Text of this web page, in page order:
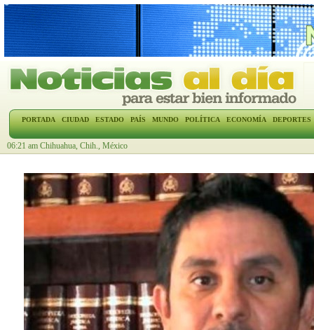
PORTADA CIUDAD ESTADO PAÍS MUNDO POLÍTICA ECONOMÍA DEPORTES
06:21 am Chihuahua, Chih., México